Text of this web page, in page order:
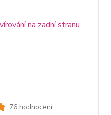
76 hodnocení